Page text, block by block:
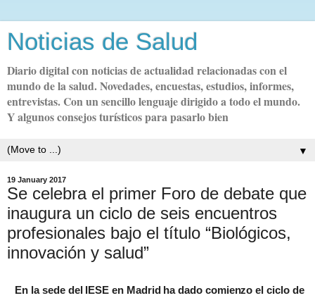
Noticias de Salud
Diario digital con noticias de actualidad relacionadas con el
mundo de la salud. Novedades, encuestas, estudios, informes,
entrevistas. Con un sencillo lenguaje dirigido a todo el mundo.
Y algunos consejos turísticos para pasarlo bien
▼
19 January 2017
Se celebra el primer Foro de debate que
inaugura un ciclo de seis encuentros
profesionales bajo el título “Biológicos,
innovación y salud”
En la sede del IESE en Madrid ha dado comienzo el ciclo de